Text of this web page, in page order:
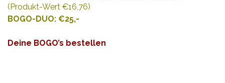
(Produkt-Wert €16,76)
BOGO-DUO: €25,-
Deine BOGO’s bestellen